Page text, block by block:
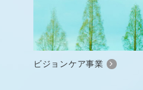
ビジョンケア事業